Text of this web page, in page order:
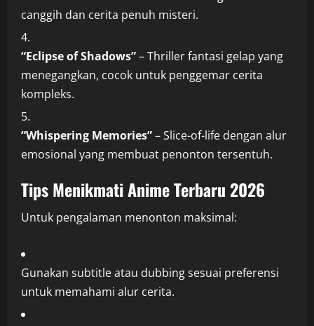
canggih dan cerita penuh misteri.
“Eclipse of Shadows”– Thriller fantasi gelap yang
menegangkan, cocok untuk penggemar cerita
kompleks.
“Whispering Memories”– Slice-of-life dengan alur
emosional yang membuat penonton tersentuh.
Tips Menikmati Anime Terbaru 2026
Untuk pengalaman menonton maksimal:
Gunakan subtitle atau dubbing sesuai preferensi
untuk memahami alur cerita.